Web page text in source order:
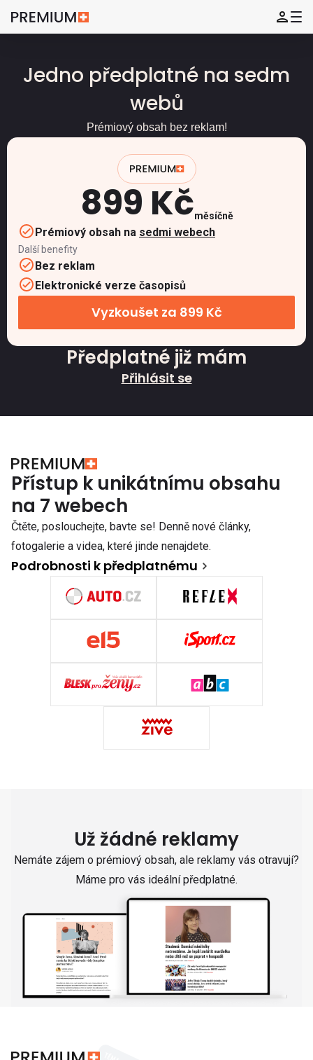
Jedno předplatné na sedm
webů
Prémiový obsah bez reklam!
899 Kčměsíčně
Prémiový obsah na sedmi webech
Další benefity
Bez reklam
Elektronické verze časopisů
Vyzkoušet za 899 Kč
Předplatné již mám
Přihlásit se
Přístup k unikátnímu obsahu
na 7 webech
Čtěte, poslouchejte, bavte se! Denně nové články,
fotogalerie a videa, které jinde nenajdete.
Podrobnosti k předplatnému
Už žádné reklamy
Nemáte zájem o prémiový obsah, ale reklamy vás otravují?
Máme pro vás ideální předplatné.